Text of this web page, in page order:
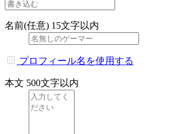
名前(任意) 15文字以内
プロフィール名を使用する
本文 500文字以内